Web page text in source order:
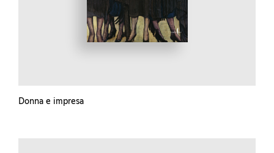
Donna e impresa